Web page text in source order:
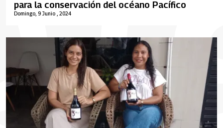
Domingo, 9 Junio , 2024
para la conservación del océano Pacífico